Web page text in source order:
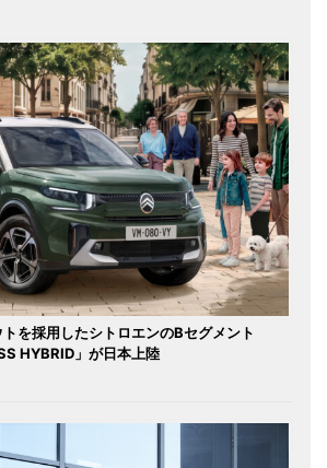
を採用したシトロエンのBセグメント
HYBRID」が日本上陸